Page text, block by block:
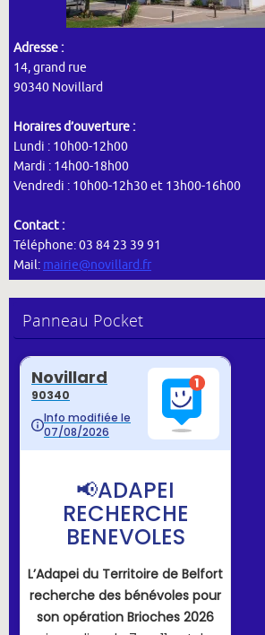
Adresse :
14, grand rue
90340 Novillard
Horaires d’ouverture :
Lundi : 10h00-12h00
Mardi : 14h00-18h00
Vendredi : 10h00-12h30 et 13h00-16h00
Contact :
Téléphone: 03 84 23 39 91
Mail: mairie@novillard.fr
Panneau Pocket